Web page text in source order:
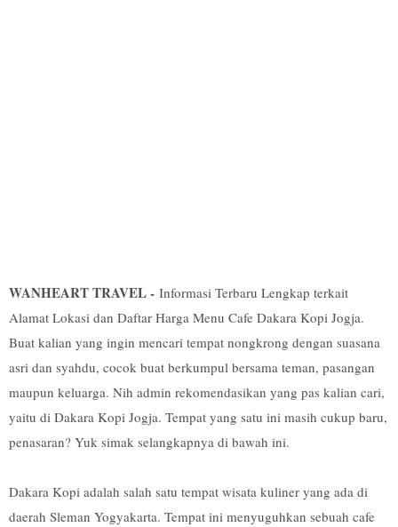
WANHEART TRAVEL - Informasi Terbaru Lengkap terkait
Alamat Lokasi dan Daftar Harga Menu Cafe Dakara Kopi Jogja.
Buat kalian yang ingin mencari tempat nongkrong dengan suasana
asri dan syahdu, cocok buat berkumpul bersama teman, pasangan
maupun keluarga. Nih admin rekomendasikan yang pas kalian cari,
yaitu di Dakara Kopi Jogja. Tempat yang satu ini masih cukup baru,
penasaran? Yuk simak selangkapnya di bawah ini.
Dakara Kopi adalah salah satu tempat wisata kuliner yang ada di
daerah Sleman Yogyakarta. Tempat ini menyuguhkan sebuah cafe